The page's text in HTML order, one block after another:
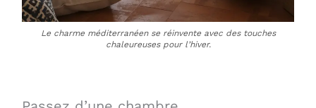
Le charme méditerranéen se réinvente avec des touches
chaleureuses pour l’hiver.